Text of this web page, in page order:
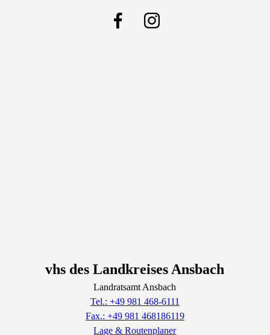
vhs des Landkreises Ansbach
Landratsamt Ansbach
Tel.: +49 981 468-6111
Fax.: +49 981 468186119
Lage & Routenplaner